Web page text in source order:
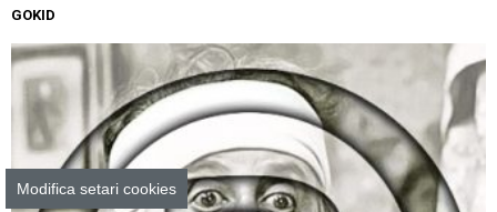
GOKID
Modifica setari cookies